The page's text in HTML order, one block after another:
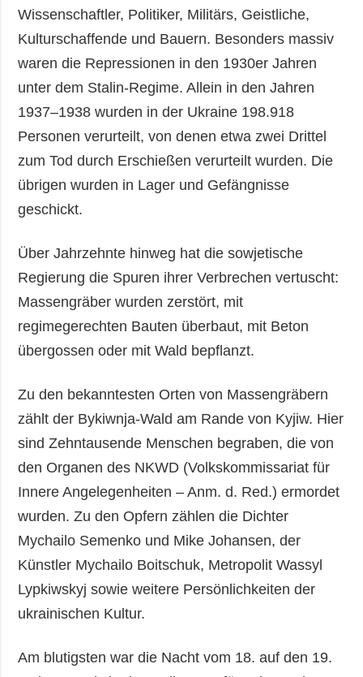
Wissenschaftler, Politiker, Militärs, Geistliche,
Kulturschaffende und Bauern. Besonders massiv
waren die Repressionen in den 1930er Jahren
unter dem Stalin-Regime. Allein in den Jahren
1937–1938 wurden in der Ukraine 198.918
Personen verurteilt, von denen etwa zwei Drittel
zum Tod durch Erschießen verurteilt wurden. Die
übrigen wurden in Lager und Gefängnisse
geschickt.
Über Jahrzehnte hinweg hat die sowjetische
Regierung die Spuren ihrer Verbrechen vertuscht:
Massengräber wurden zerstört, mit
regimegerechten Bauten überbaut, mit Beton
übergossen oder mit Wald bepflanzt.
Zu den bekanntesten Orten von Massengräbern
zählt der Bykiwnja-Wald am Rande von Kyjiw. Hier
sind Zehntausende Menschen begraben, die von
den Organen des NKWD (Volkskommissariat für
Innere Angelegenheiten – Anm. d. Red.) ermordet
wurden. Zu den Opfern zählen die Dichter
Mychailo Semenko und Mike Johansen, der
Künstler Mychailo Boitschuk, Metropolit Wassyl
Lypkiwskyj sowie weitere Persönlichkeiten der
ukrainischen Kultur.
Am blutigsten war die Nacht vom 18. auf den 19.